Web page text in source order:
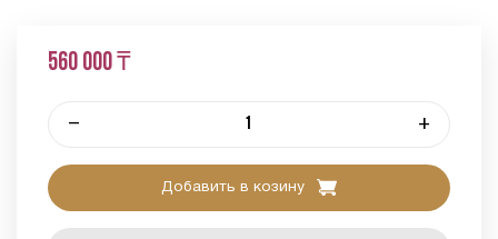
560 000 ₸
– +
Добавить в козину